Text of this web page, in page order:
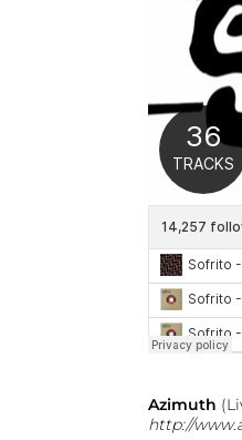
Azimuth
http://